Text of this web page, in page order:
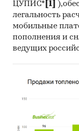
ЦУПИС* [1]
легальность
мобильные
пополнения и
ведущих